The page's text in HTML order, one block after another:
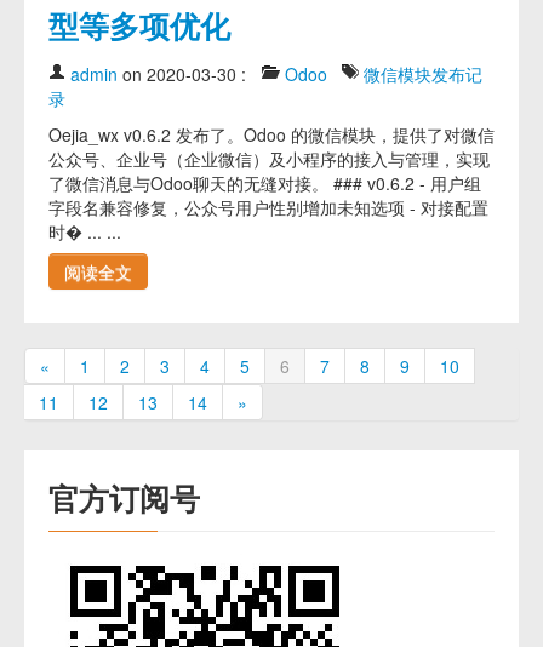
型等多项优化
admin on 2020-03-30 : Odoo
微信模块发布记
录
Oejia_wx v0.6.2 发布了。Odoo 的微信模块，提供了对微信
公众号、企业号（企业微信）及小程序的接入与管理，实现
了微信消息与Odoo聊天的无缝对接。 ### v0.6.2 - 用户组
字段名兼容修复，公众号用户性别增加未知选项 - 对接配置
时� ... ...
阅读全文
« 1 2 3 4 5 6 7 8 9
10
11
12 13 14 »
官方订阅号